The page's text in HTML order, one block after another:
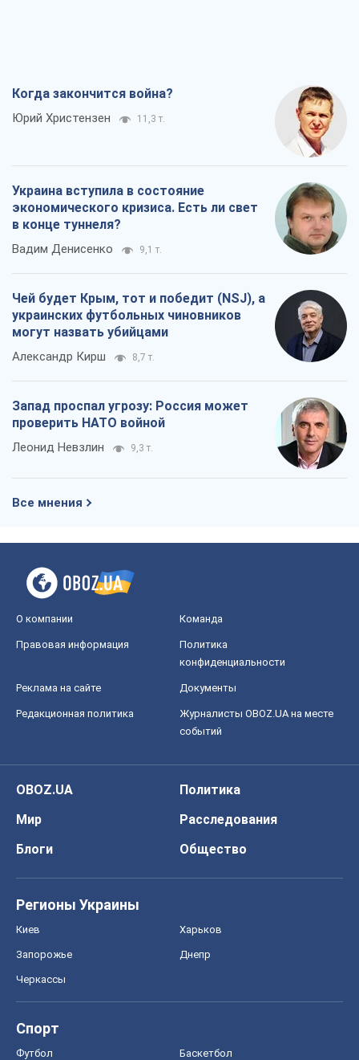
Когда закончится война?
Юрий Христензен 11,3 т.
Украина вступила в состояние
экономического кризиса. Есть ли свет
в конце туннеля?
Вадим Денисенко 9,1 т.
Чей будет Крым, тот и победит (NSJ), а
украинских футбольных чиновников
могут назвать убийцами
Александр Кирш 8,7 т.
Запад проспал угрозу: Россия может
проверить НАТО войной
Леонид Невзлин 9,3 т.
Все мнения
О компании Команда
Правовая информация
Политика
конфиденциальности
Реклама на сайте Документы
Редакционная политика
Журналисты OBOZ.UA на месте
событий
OBOZ.UA
Политика
Мир
Расследования
Блоги
Общество
Регионы Украины
Киев Харьков
Запорожье Днепр
Черкассы
Спорт
Футбол Баскетбол